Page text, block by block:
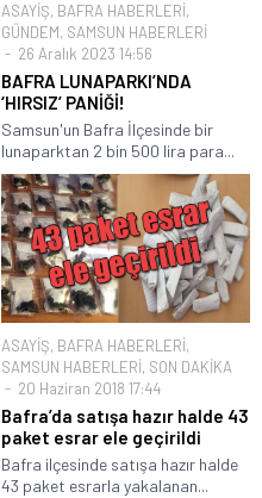
ASAYİŞ, BAFRA HABERLERİ,
GÜNDEM, SAMSUN HABERLERİ
26 Aralık 2023 14:56
BAFRA LUNAPARKI’NDA
‘HIRSIZ’ PANİĞİ!
Samsun'un Bafra İlçesinde bir
lunaparktan 2 bin 500 lira para...
ASAYİŞ, BAFRA HABERLERİ,
SAMSUN HABERLERİ, SON DAKİKA
20 Haziran 2018 17:44
Bafra’da satışa hazır halde 43
paket esrar ele geçirildi
Bafra ilçesinde satışa hazır halde
43 paket esrarla yakalanan...